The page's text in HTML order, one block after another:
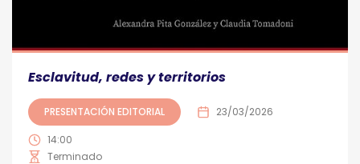
Esclavitud, redes y territorios
PRESENTACIÓN EDITORIAL 23/03/2026
14:00
Terminado